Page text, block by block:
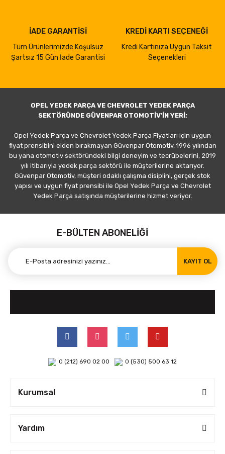
İADE GARANTİSİ
Tüm Ürünlerimizde Koşulsuz
Şartsız 15 Gün İade Garantisi
KREDİ KARTI SEÇENEĞİ
Kredi Kartınıza Uygun Taksit
Seçenekleri
OPEL YEDEK PARÇA VE CHEVROLET YEDEK PARÇA
SEKTÖRÜNDE GÜVENPAR OTOMOTİV'İN YERİ;
Opel Yedek Parça ve Chevrolet Yedek Parça Fiyatları için uygun
fiyat prensibini elden bırakmayan Güvenpar Otomotiv, 1996 yılından
bu yana otomotiv sektöründeki bilgi deneyim ve tecrübelerini, 2019
yılı itibarıyla yedek parça sektörü ile müşterilerine aktarıyor.
Güvenpar Otomotiv, müşteri odaklı çalışma disiplini, gerçek stok
yapısı ve uygun fiyat prensibi ile Opel Yedek Parça ve Chevrolet
Yedek Parça satışında müşterilerine hizmet veriyor.
E-BÜLTEN ABONELİĞİ
KAYIT OL
0 (212) 690 02 00 0 (530) 500 63 12
Kurumsal
Yardım